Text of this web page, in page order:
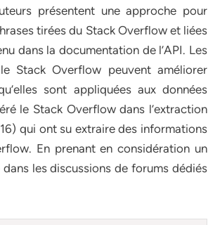
présentent une approche pour
tirées du Stack Overflow et liées
dans la documentation de l’API. Les
Stack Overflow peuvent améliorer
sont appliquées aux données
le Stack Overflow dans l’extraction
qui ont su extraire des informations
En prenant en considération un
les discussions de forums dédiés